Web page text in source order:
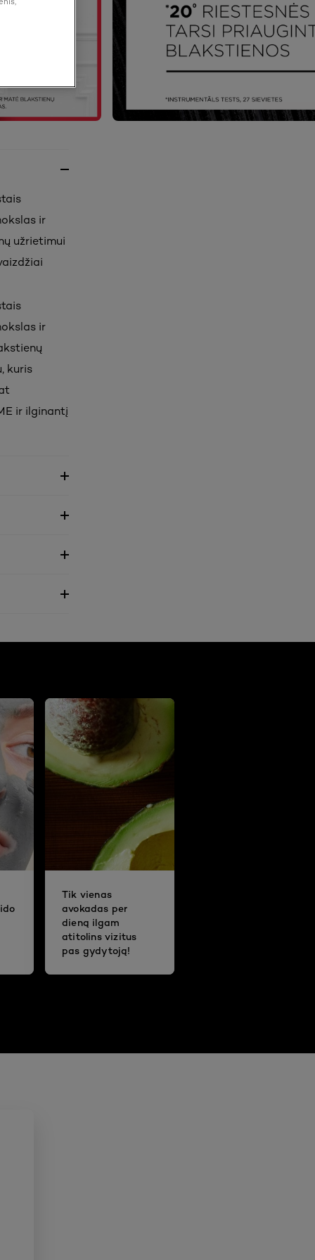
ir
užrietimui
ir
kuris
ir ilginantį
Tik vienas
avokadas per
dieną ilgam
atitolins vizitus
pas gydytoją!